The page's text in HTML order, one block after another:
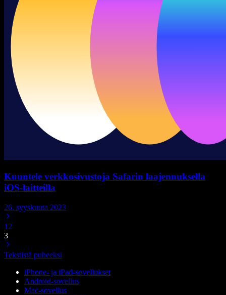
Kuuntele verkkosivustoja Safarin laajennuksella
iOS-laitteilla
26. syyskuuta 2023
1 2
3
Tekstistä puheeksi
iPhone- ja iPad-sovellukset
Android-sovellus
Mac-sovellus